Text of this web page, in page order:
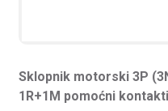
Sklopnik motorski 3P
1R+1M pomoćni